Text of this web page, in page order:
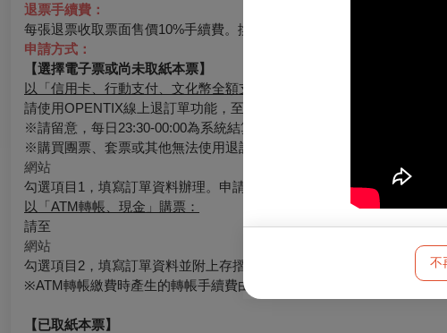
不
退票手續費：
每張退票收取票面售價10%手續費。換票視同退票，需退票後重新購買。
申請方式：
【選擇電子票或尚未取紙本票】
以「信用卡、行動支付、文化幣全額支付」購票：
請使用OPENTIX線上退訂單功能，至會員＞訂單紀錄＞點入要退訂的
※請留意，每日23:30-00:00為系統結算期間暫停服務。請務必留意退票
※購買團票、套票或其他無法使用退訂單功能時，請至
網站
勾選項目1，填寫訂單資料辦理。申請的退票如符合退票規則，將於3個
以「ATM轉帳、現金」購票：
請至
網站
勾選項目2，填寫訂單資料並附上存摺照片辦理，申請的退票如符合退
※ATM轉帳繳費時產生的轉帳手續費由銀行收取，如有退票情形（含換
【已取紙本票】